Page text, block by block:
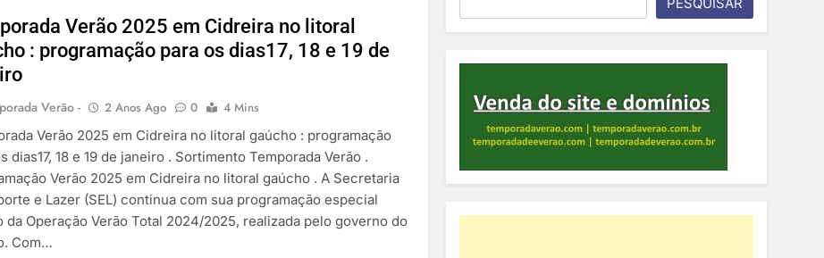
Verão 2025 em Cidreira no litoral
: programação para os dias17, 18 e 19 de
Verão - 2 Anos Ago 0
4 Mins
Verão 2025 em Cidreira no litoral gaúcho : programação
dias17, 18 e 19 de janeiro . Sortimento Temporada Verão .
Verão 2025 em Cidreira no litoral gaúcho . A Secretaria
e Lazer (SEL) continua com sua programação especial
da Operação Verão Total 2024/2025, realizada pelo governo do
Com…